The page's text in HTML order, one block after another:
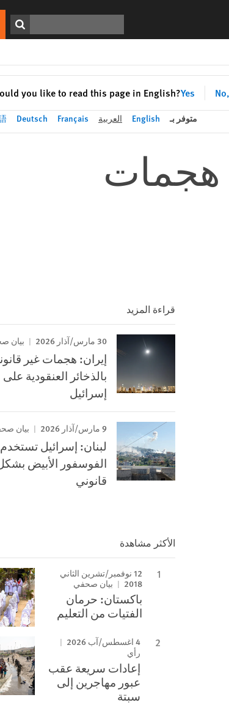
you like to read this page in English?Yes
Print
متوفر بـ English العربية Français
Deutsch
هجمات
قراءة المزيد
30 مارس/آذار 2026 بيان
إيران: هجمات غير
بالذخائر العنقودية على
إسرائيل
9 مارس/آذار 2026 بيان
لبنان: إسرائيل تستخدم
الفوسفور الأبيض
قانوني
الأكثر مشاهدة
12 نوفمبر/تشرين الثاني
2018
بيان صحفي
باكستان: حرمان
الفتيات من التعليم
4 اغسطس/آب 2026
رأي
إعادات سريعة عقب
عبور مهاجرين إلى
سبتة